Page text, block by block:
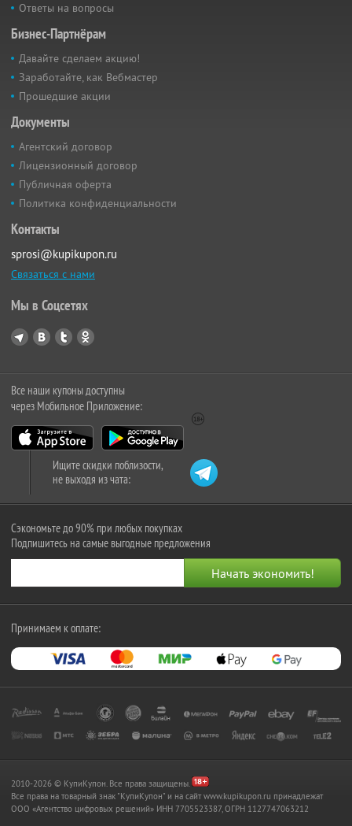
Ответы на вопросы
Бизнес-Партнёрам
Давайте сделаем акцию!
Заработайте, как Вебмастер
Прошедшие акции
Документы
Агентский договор
Лицензионный договор
Публичная оферта
Политика конфиденциальности
Контакты
sprosi@kupikupon.ru
Связаться с нами
Мы в Соцсетях
Все наши купоны доступны
через Мобильное Приложение:
Ищите скидки поблизости,
не выходя из чата:
Сэкономьте до 90% при любых покупках
Подпишитесь на самые выгодные предложения
Принимаем к оплате:
2010-2026 © КупиКупон. Все права защищены.
Все права на товарный знак "КупиКупон" и на сайт www.kupikupon.ru принадлежат
OOO «Агентство цифровых решений» ИНН 7705523387, ОГРН 1127747063212